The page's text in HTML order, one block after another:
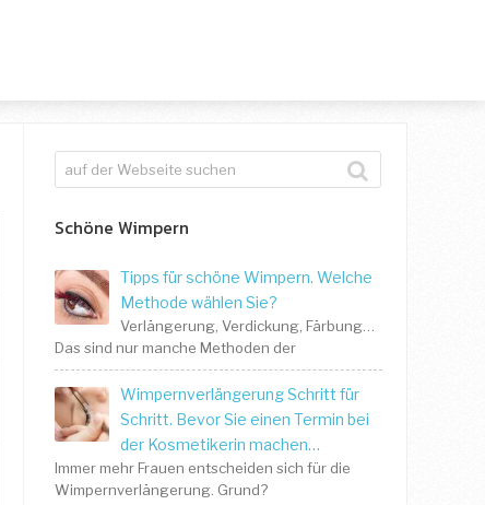
Schöne Wimpern
Tipps für schöne Wimpern. Welche
Methode wählen Sie?
Verlängerung, Verdickung, Färbung…
Das sind nur manche Methoden der
Wimpernverlängerung Schritt für
Schritt. Bevor Sie einen Termin bei
der Kosmetikerin machen…
Immer mehr Frauen entscheiden sich für die
Wimpernverlängerung. Grund?